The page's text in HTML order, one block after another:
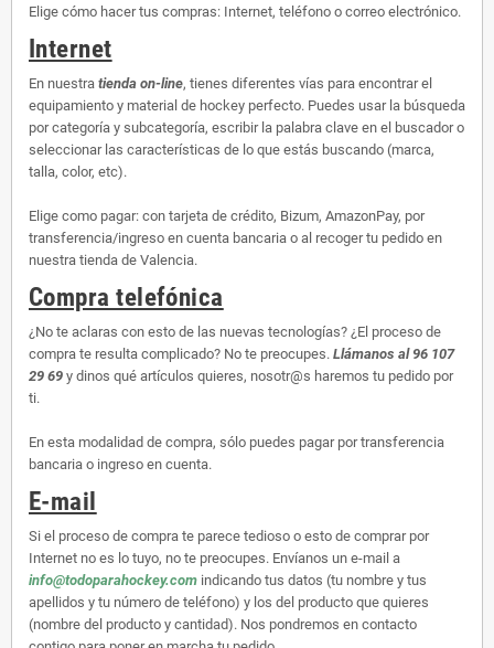
Elige cómo hacer tus compras: Internet, teléfono o correo electrónico.
Internet
En nuestra tienda on-line, tienes diferentes vías para encontrar el
equipamiento y material de hockey perfecto. Puedes usar la búsqueda
por categoría y subcategoría, escribir la palabra clave en el buscador o
seleccionar las características de lo que estás buscando (marca,
talla, color, etc).
Elige como pagar: con tarjeta de crédito, Bizum, AmazonPay, por
transferencia/ingreso en cuenta bancaria o al recoger tu pedido en
nuestra tienda de Valencia.
Compra telefónica
¿No te aclaras con esto de las nuevas tecnologías? ¿El proceso de
compra te resulta complicado? No te preocupes. Llámanos al 96 107
29 69 y dinos qué artículos quieres, nosotr@s haremos tu pedido por
ti.
En esta modalidad de compra, sólo puedes pagar por transferencia
bancaria o ingreso en cuenta.
E-mail
Si el proceso de compra te parece tedioso o esto de comprar por
Internet no es lo tuyo, no te preocupes. Envíanos un e-mail a
info@todoparahockey.com indicando tus datos (tu nombre y tus
apellidos y tu número de teléfono) y los del producto que quieres
(nombre del producto y cantidad). Nos pondremos en contacto